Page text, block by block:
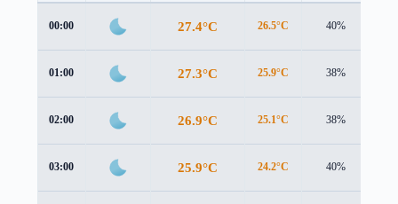
00:00 27.4°C 26.5°C 40%
01:00 27.3°C 25.9°C 38%
02:00 26.9°C 25.1°C 38%
03:00 25.9°C 24.2°C 40%